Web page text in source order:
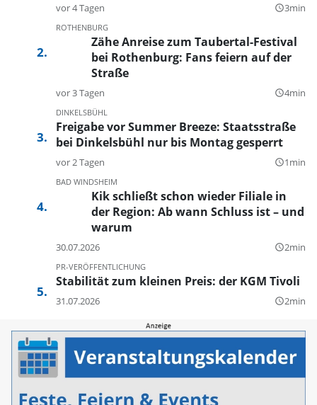
vor 4 Tagen query_builder3min
ROTHENBURG
Zähe Anreise zum Taubertal-Festival
bei Rothenburg: Fans feiern auf der
Straße
vor 3 Tagen query_builder4min
DINKELSBÜHL
Freigabe vor Summer Breeze: Staatsstraße
bei Dinkelsbühl nur bis Montag gesperrt
vor 2 Tagen query_builder1min
BAD WINDSHEIM
Kik schließt schon wieder Filiale in
der Region: Ab wann Schluss ist – und
warum
30.07.2026 query_builder2min
PR-VERÖFFENTLICHUNG
Stabilität zum kleinen Preis: der KGM Tivoli
31.07.2026 query_builder2min